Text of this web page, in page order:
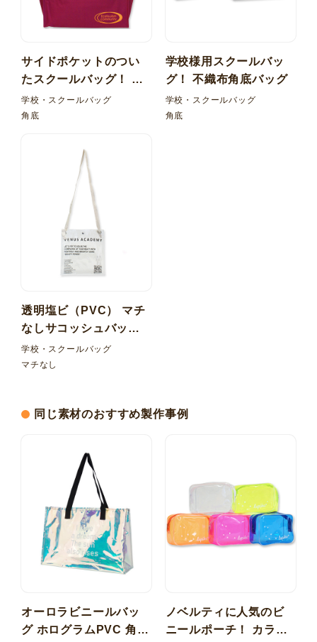
サイドポケットのつい
たスクールバッグ！ ポ
リエステル角底バッグ
学校・スクールバッグ
角底
学校様用スクールバッ
グ！ 不織布角底バッグ
学校・スクールバッグ
角底
透明塩ビ（PVC） マチ
なしサコッシュバッグ
コットン紐 ドットボタ
ン
学校・スクールバッグ
マチなし
同じ素材のおすすめ製作事例
オーロラビニールバッ
グ ホログラムPVC 角底
ノベルティに人気のビ
ニールポーチ！ カラー